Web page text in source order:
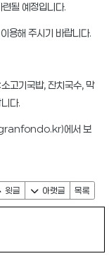
될 예정입니다.
용해 주시기 바랍니다.
고기국밥, 잔치국수, 막
다.
(granfondo.kr)에서 보
윗글 아랫글 목록